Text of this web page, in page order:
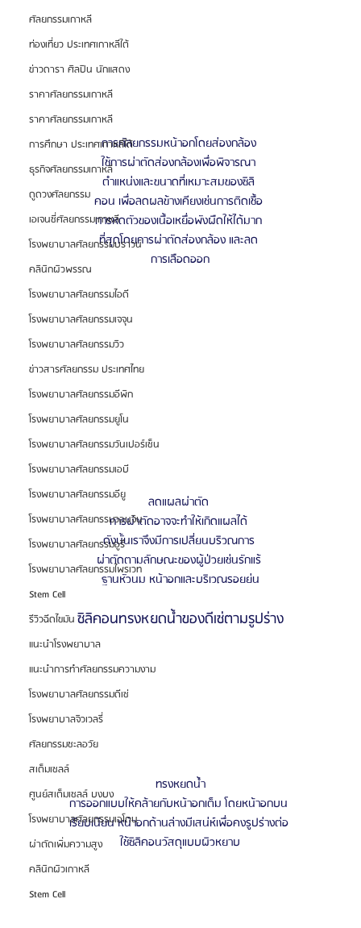
ศัลยกรรมเกาหลี
ท่องเที่ยว ประเทศเกาหลีใต้
ข่าวดารา ศิลปิน นักแสดง
ราคาศัลยกรรมเกาหลี
ราคาศัลยกรรมเกาหลี
การศึกษา ประเทศเกาหลีใต้
ธุรกิจศัลยกรรมเกาหลี
ดูดวงศัลยกรรม
เอเจนซี่ศัลยกรรมเกาหลี
โรงพยาบาลศัลยกรรมบราวน์
คลินิกผิวพรรณ
โรงพยาบาลศัลยกรรมไอดี
โรงพยาบาลศัลยกรรมเจจุน
โรงพยาบาลศัลยกรรมวิว
ข่าวสารศัลยกรรม ประเทศไทย
โรงพยาบาลศัลยกรรมอีพิก
โรงพยาบาลศัลยกรรมยูโน
โรงพยาบาลศัลยกรรมวันเปอร์เซ็น
โรงพยาบาลศัลยกรรมเอบี
โรงพยาบาลศัลยกรรมอียู
โรงพยาบาลศัลยกรรมวอนจิน
โรงพยาบาลศัลยกรรมอูรี
โรงพยาบาลศัลยกรรมไพรเวท
Stem Cell
รีวิวฉีดไขมัน
แนะนำโรงพยาบาล
แนะนำการทำศัลยกรรมความงาม
โรงพยาบาลศัลยกรรมดีเซ่
โรงพยาบาลจิวเวลรี่
ศัลยกรรมชะลอวัย
สเต็มเซลล์
ศูนย์สเต็มเซลล์ บงบง
โรงพยาบาลศัลยกรรมเอโตน
ผ่าตัดเพิ่มความสูง
คลินิกผิวเกาหลี
Stem Cell
การศัลยกรรมหน้าอกโดยส่องกล้อง
ใช้การผ่าตัดส่องกล้องเพื่อพิจารณา
ตําแหน่งและขนาดที่เหมาะสมของซิลิ
คอน เพื่อลดผลข้างเคียงเช่นการติดเชื้อ
การหดตัวของเนื้อเหยื่อพังผืดให้ได้มาก
ที่สุดโดยการผ่าตัดส่องกล้อง และลด
การเลือดออก
ลดแผลผ่าตัด
การผ่าตัดอาจจะทําให้เกิดแผลได้
ดังนั้นเราจึงมีการเปลี่ยนบริวณการ
ผ่าตัดตามลักษณะของผู้ป่วยเช่นรักแร้
ฐานหัวนม หน้าอกและบริเวณรอยย่น
ซิลิคอนทรงหยดน้ำของดีเซ่ตามรูปร่าง
ทรงหยดน้ำ
การออกแบบให้คล้ายกับหน้าอกเต็ม โดยหน้าอกบน
เรียบเนียน หน้าอกด้านล่างมีเสน่ห์เพื่อคงรูปร่างต่อ
ใช้ซิลิคอนวัสดุแบบผิวหยาบ